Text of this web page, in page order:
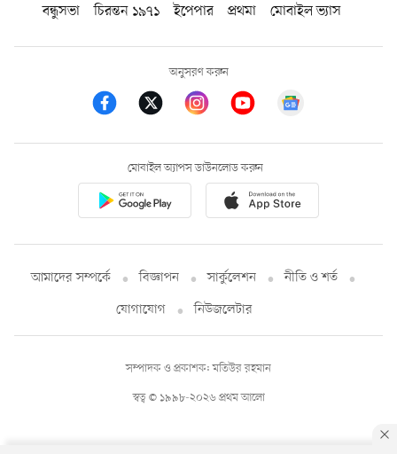
বন্ধুসভা
চিরন্তন ১৯৭১ ইপেপার প্রথমা মোবাইল ভ্যাস
অনুসরণ করুন
মোবাইল অ্যাপস ডাউনলোড করুন
আমাদের সম্পর্কে বিজ্ঞাপন সার্কুলেশন
নীতি ও শর্ত
যোগাযোগ
নিউজলেটার
স্বত্ব © ১৯৯৮-২০২৬ প্রথম আলো
সম্পাদক ও প্রকাশক: মতিউর রহমান